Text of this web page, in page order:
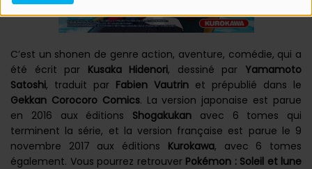
C’est un shonen de genre action, aventure, comédie, qui a
été écrit par Kusaka Hidenori, dessiné par Yamamoto
Satoshi, traduit par Fabien Vautrin et prépublié dans le
Gekkan Corocoro Comics. La version japonaise est parue
en 2016 aux éditions Shogakukan avec 6 tomes qui
terminent la série, et la version française est parue le 9
novembre 2017 aux éditions Kurokawa, avec 6 tomes
également. Vous pourrez retrouver Pokémon : Soleil et lune